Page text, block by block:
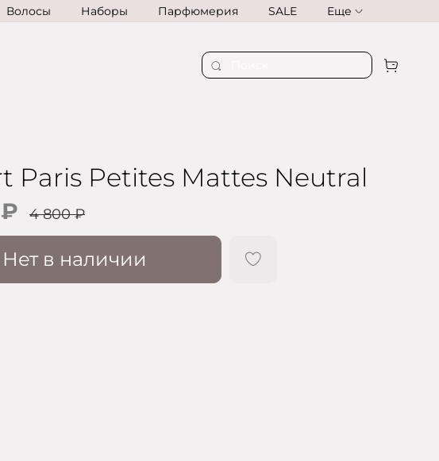
Волосы Наборы Парфюмерия SALE Еще
Paris Petites Mattes Neutral
4 800 ₽
Нет в наличии